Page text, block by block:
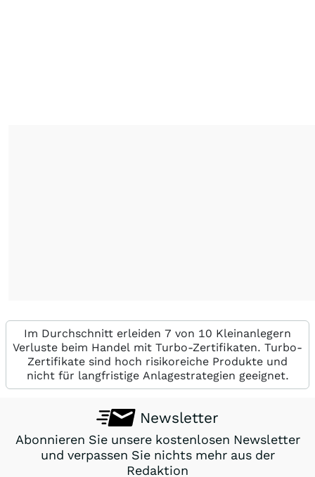
Im Durchschnitt erleiden 7 von 10 Kleinanlegern
Verluste beim Handel mit Turbo-Zertifikaten. Turbo-
Zertifikate sind hoch risikoreiche Produkte und
nicht für langfristige Anlagestrategien geeignet.
Newsletter
Abonnieren Sie unsere kostenlosen Newsletter
und verpassen Sie nichts mehr aus der
Redaktion